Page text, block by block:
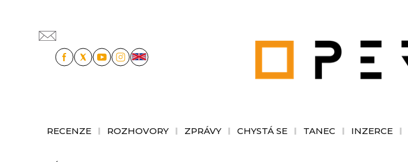
RECENZE ROZHOVORY ZPRÁVY CHYSTÁ SE TANEC INZERCE